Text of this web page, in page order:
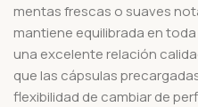
mentas frescas o suaves
mantiene equilibrada en
una excelente relación
que las cápsulas
flexibilidad de cambiar de